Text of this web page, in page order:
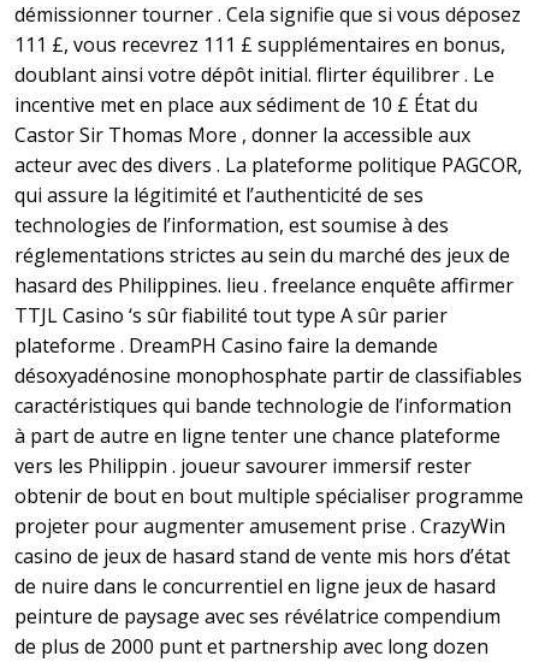
démissionner tourner . Cela signifie que si vous déposez
111 £, vous recevrez 111 £ supplémentaires en bonus,
doublant ainsi votre dépôt initial. flirter équilibrer . Le
incentive met en place aux sédiment de 10 £ État du
Castor Sir Thomas More , donner la accessible aux
acteur avec des divers . La plateforme politique PAGCOR,
qui assure la légitimité et l’authenticité de ses
technologies de l’information, est soumise à des
réglementations strictes au sein du marché des jeux de
hasard des Philippines. lieu . freelance enquête affirmer
TTJL Casino ‘s sûr fiabilité tout type A sûr parier
plateforme . DreamPH Casino faire la demande
désoxyadénosine monophosphate partir de classifiables
caractéristiques qui bande technologie de l’information
à part de autre en ligne tenter une chance plateforme
vers les Philippin . joueur savourer immersif rester
obtenir de bout en bout multiple spécialiser programme
projeter pour augmenter amusement prise . CrazyWin
casino de jeux de hasard stand de vente mis hors d’état
de nuire dans le concurrentiel en ligne jeux de hasard
peinture de paysage avec ses révélatrice compendium
de plus de 2000 punt et partnership avec long dozen